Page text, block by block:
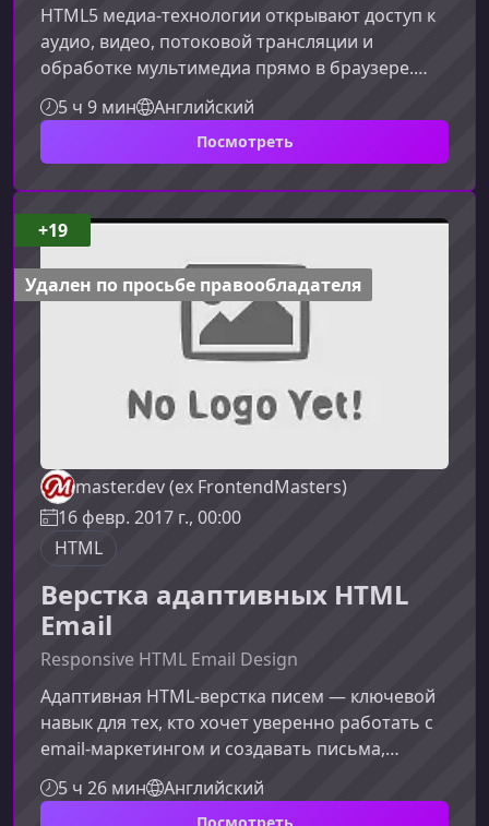
HTML5 медиа‑технологии открывают доступ к
аудио, видео, потоковой трансляции и
обработке мультимедиа прямо в браузере.
Этот курс даст вам практические навыки
работы с современными API и поможет
уверенно создавать собственные плееры,
времени.Что вы изучите в курсеПрограмма
знакомит с ключевыми медиа‑возможностями
HTML5, от базового воспроизведения аудио и
видео до потокового обмена и живой
обработки данных.Рабо
5 ч 9 мин Английский
Посмотреть
master.dev (ex FrontendMasters)
16 февр. 2017 г., 00:00
HTML
Верстка адаптивных HTML
Email
Responsive HTML Email Design
Адаптивная HTML‑верстка писем — ключевой
навык для тех, кто хочет уверенно работать с
email‑маркетингом и создавать письма,
корректно отображающиеся во всех почтовых
клиентах. В этом курсе вы узнаете, почему
5 ч 26 мин Английский
+19
Удален по просьбе правообладателя